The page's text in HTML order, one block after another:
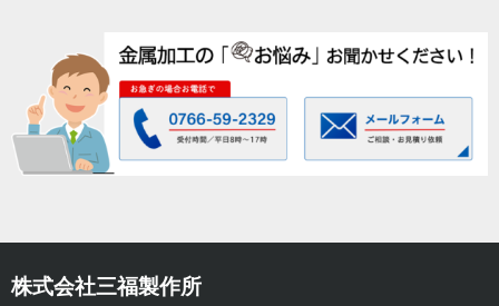
株式会社三福製作所